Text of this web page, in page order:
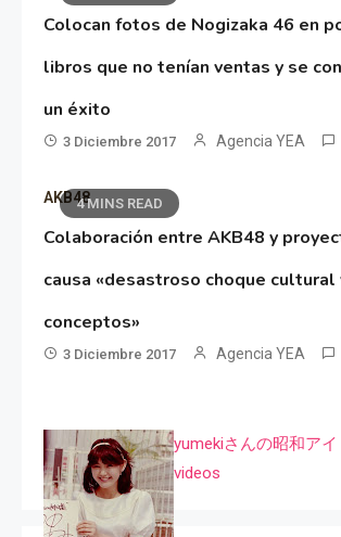
Colocan fotos de Nogizaka 46 en
libros que no tenían ventas y se
un éxito
3 Diciembre 2017 Agencia YEA
4 MINS READ
AKB48
Colaboración entre AKB48 y
causa «desastroso choque cultural
conceptos»
3 Diciembre 2017 Agencia YEA
yumekiさんの昭和ア
videos